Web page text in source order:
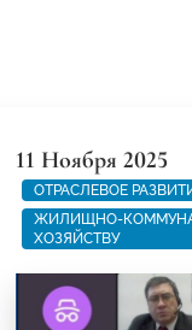
11 Ноября 2025
ОТРАСЛЕВОЕ
ЖИЛИЩНО-
ХОЗЯЙСТВУ